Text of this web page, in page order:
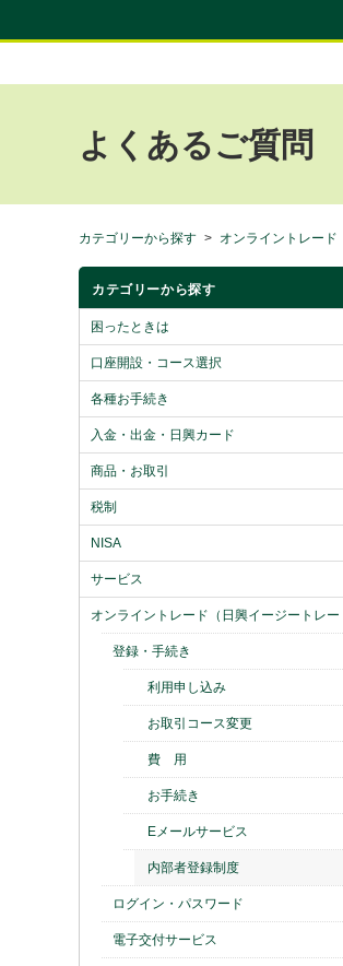
よくあるご質問
カテゴリーから探す > オンライントレード
カテゴリーから探す
困ったときは
口座開設・コース選択
各種お手続き
入金・出金・日興カード
商品・お取引
税制
NISA
サービス
オンライントレード（日興イージートレー
登録・手続き
利用申し込み
お取引コース変更
費 用
お手続き
Eメールサービス
内部者登録制度
ログイン・パスワード
電子交付サービス